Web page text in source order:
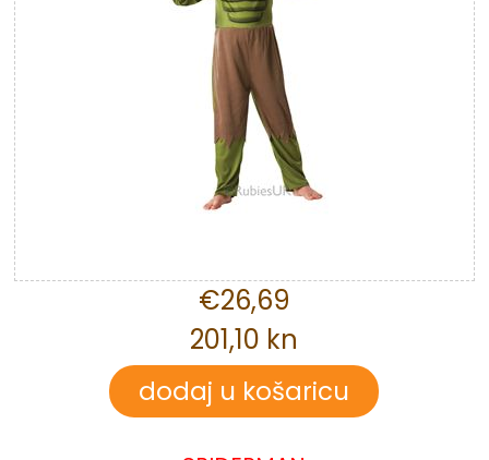
€26,69
201,10 kn